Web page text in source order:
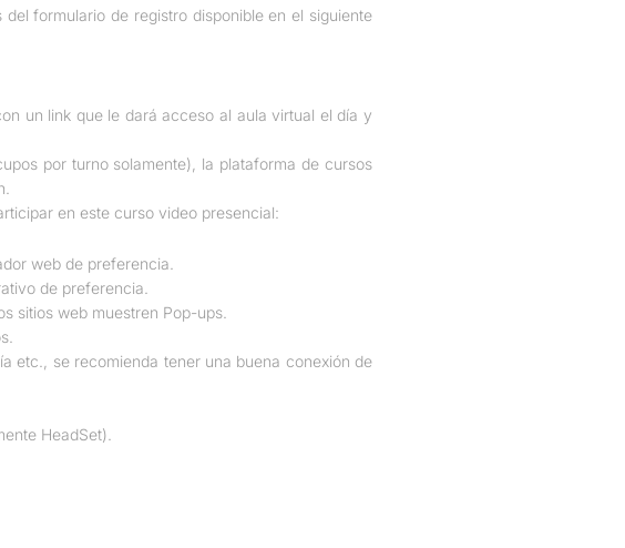
formulario de registro disponible en el siguiente
un link que le dará acceso al aula virtual el día y
por turno solamente), la plataforma de cursos
en este curso video presencial:
web de preferencia.
de preferencia.
sitios web muestren Pop-ups.
etc., se recomienda tener una buena conexión de
HeadSet).